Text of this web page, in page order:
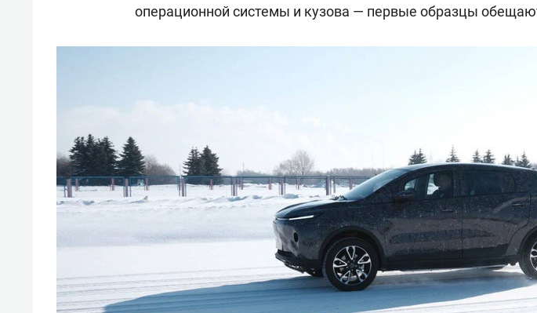
операционной системы и кузова — первые образцы